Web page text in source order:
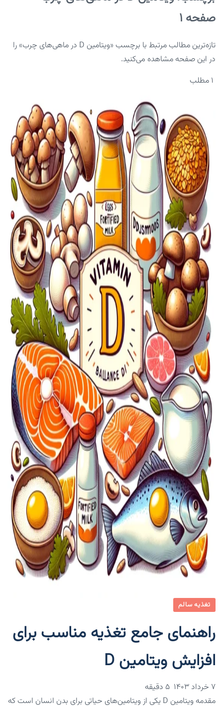
صفحه 1
تازه‌ترین مطالب مرتبط با برچسب «ویتامین D در ماهی‌های چرب» را
در این صفحه مشاهده می‌کنید.
۱ مطلب
تغذیه سالم
راهنمای جامع تغذیه مناسب برای
افزایش ویتامین D
۷ خرداد ۱۴۰۳
مقدمه ویتامین D یکی از ویتامین‌های حیاتی برای بدن انسان است که